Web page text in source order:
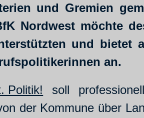
und Gremien
Nordwest möchte
und bietet
an.
Politik! soll
der Kommune über